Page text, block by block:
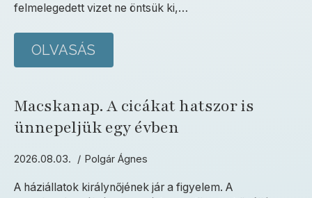
felmelegedett vizet ne öntsük ki,…
OLVASÁS
Macskanap. A cicákat hatszor is
ünnepeljük egy évben
2026.08.03. Polgár Ágnes
A háziállatok királynőjének jár a figyelem. A